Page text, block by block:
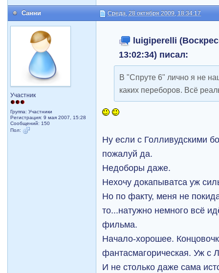
Санни Среда, 28 октября 2009, 18:34:17
Участник
Группа: Участники
Регистрация: 9 мая 2007, 15:28
Сообщений: 150
Пол:
luigiperelli
13:02:34) писал:
В "Спруте 6" лично я не
каких переборов. Всё
Ну если с Голливудскими
пожалуй да.
Недоборы даже.
Нехочу докапыватса уж
Но по факту, меня не
то...натужно немного всё
фильма.
Начало-хорошее.
фантасмагорическая. Уж с
И не столько даже сама